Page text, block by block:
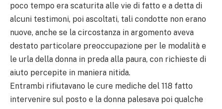
poco tempo era scaturita alle vie di fatto e a detta di
alcuni testimoni, poi ascoltati, tali condotte non erano
nuove, anche se la circostanza in argomento aveva
destato particolare preoccupazione per le modalità e
le urla della donna in preda alla paura, con richieste di
aiuto percepite in maniera nitida.
Entrambi rifiutavano le cure mediche del 118 fatto
intervenire sul posto e la donna palesava poi qualche